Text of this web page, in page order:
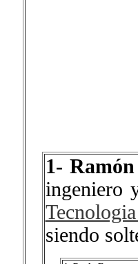
1-
ingeniero
siendo